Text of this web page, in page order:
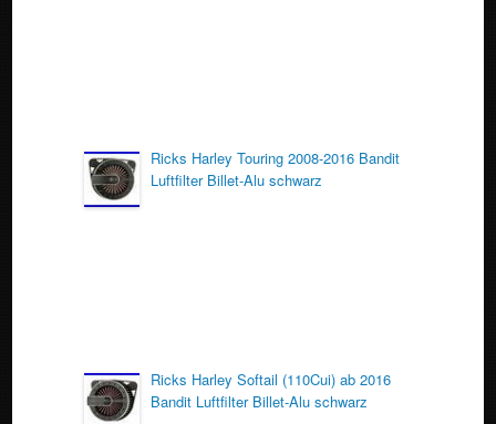
Ricks Harley Touring 2008-2016 Bandit
Luftfilter Billet-Alu schwarz
Ricks Harley Softail (110Cui) ab 2016
Bandit Luftfilter Billet-Alu schwarz